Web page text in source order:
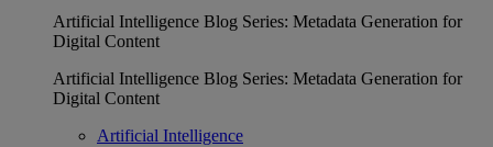
Artificial Intelligence Blog Series: Metadata Generation for
Digital Content
Artificial Intelligence Blog Series: Metadata Generation for
Digital Content
Artificial Intelligence